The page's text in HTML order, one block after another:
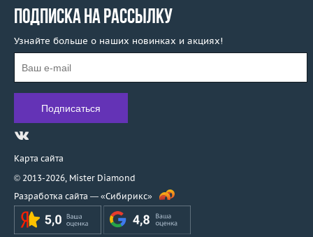
ПОДПИСКА НА РАССЫЛКУ
Узнайте больше о наших новинках и акциях!
Карта сайта
© 2013-2026, Mister Diamond
Разработка сайта — «Сибирикс»